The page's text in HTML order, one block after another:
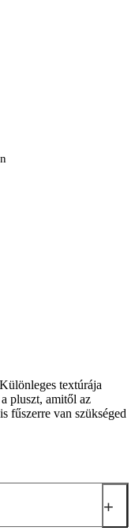
textúrája
pluszt, amitől az
fűszerre van szükséged
+